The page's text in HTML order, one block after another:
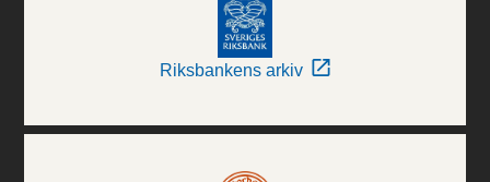
Riksbankens arkiv